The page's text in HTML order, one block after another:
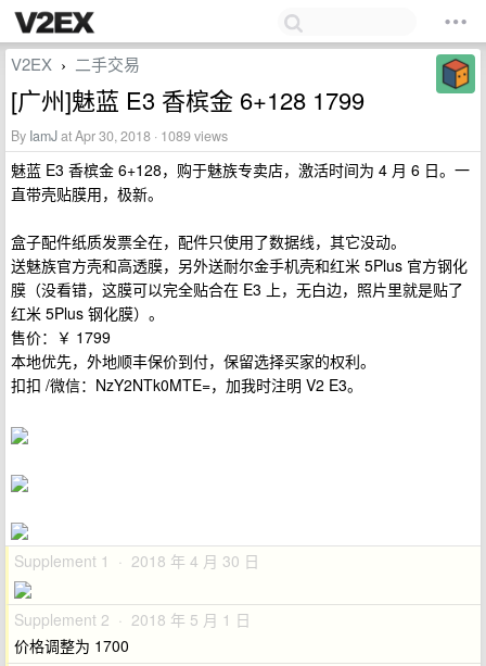
V2EX › 二手交易
[广州]魅蓝 E3 香槟金 6+128 1799
By IamJat Apr 30, 2018 · 1089 views
魅蓝 E3 香槟金 6+128，购于魅族专卖店，激活时间为 4 月 6 日。一
直带壳贴膜用，极新。
盒子配件纸质发票全在，配件只使用了数据线，其它没动。
送魅族官方壳和高透膜，另外送耐尔金手机壳和红米 5Plus 官方钢化
膜（没看错，这膜可以完全贴合在 E3 上，无白边，照片里就是贴了
红米 5Plus 钢化膜）。
售价：￥ 1799
本地优先，外地顺丰保价到付，保留选择买家的权利。
扣扣 /微信：NzY2NTk0MTE=，加我时注明 V2 E3。
Supplement 1 · 2018 年 4 月 30 日
Supplement 2 · 2018 年 5 月 1 日
价格调整为 1700